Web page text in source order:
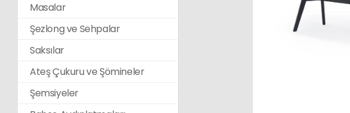
Masalar
Şezlong ve Sehpalar
Saksılar
Ateş Çukuru ve Şömineler
Şemsiyeler